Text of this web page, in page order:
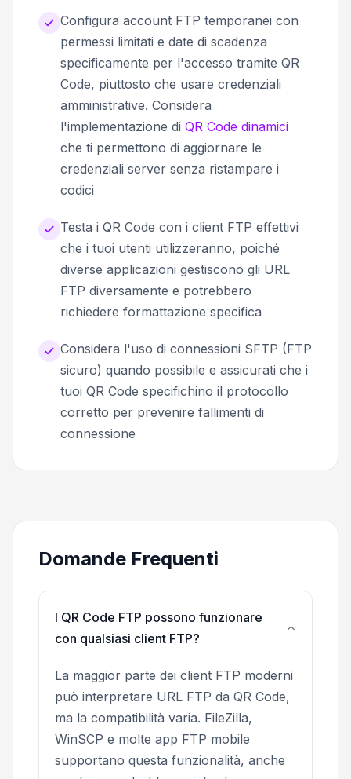
Configura account FTP temporanei con
permessi limitati e date di scadenza
specificamente per l'accesso tramite QR
Code, piuttosto che usare credenziali
amministrative. Considera
l'implementazione di QR Code dinamici
che ti permettono di aggiornare le
credenziali server senza ristampare i
codici
Testa i QR Code con i client FTP effettivi
che i tuoi utenti utilizzeranno, poiché
diverse applicazioni gestiscono gli URL
FTP diversamente e potrebbero
richiedere formattazione specifica
Considera l'uso di connessioni SFTP (FTP
sicuro) quando possibile e assicurati che i
tuoi QR Code specifichino il protocollo
corretto per prevenire fallimenti di
connessione
Domande Frequenti
I QR Code FTP possono funzionare
con qualsiasi client FTP?
La maggior parte dei client FTP moderni
può interpretare URL FTP da QR Code,
ma la compatibilità varia. FileZilla,
WinSCP e molte app FTP mobile
supportano questa funzionalità, anche